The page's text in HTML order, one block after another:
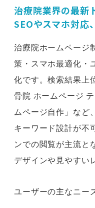
治療院業界の最新
SEOやスマホ対応
治療院ホームページ
策・スマホ最適化・
化です。検索結果上
骨院 ホームページ
ムページ自作」など
キーワード設計が不
ンでの閲覧が主流と
デザインや見やすい
ユーザーの主なニー